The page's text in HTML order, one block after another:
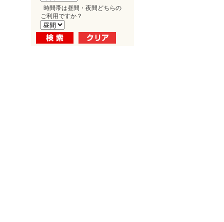
時間帯は昼間・夜間どちらの
ご利用ですか？